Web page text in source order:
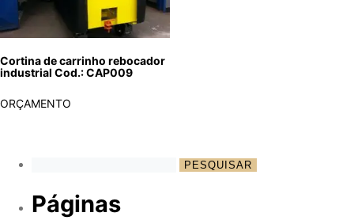
Cortina de carrinho rebocador
industrial Cod.: CAP009
ORÇAMENTO
Páginas